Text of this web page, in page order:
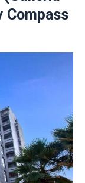
Compass